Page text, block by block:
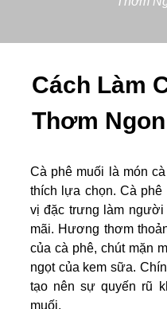
Cách Làm
Thơm
Cà phê muối là món
thích lựa chọn. Cà
vị đặc trưng làm
mãi. Hương thơm
của cà phê, chút mặn
ngọt của kem sữa.
tạo nên sự quyến rũ
muối.